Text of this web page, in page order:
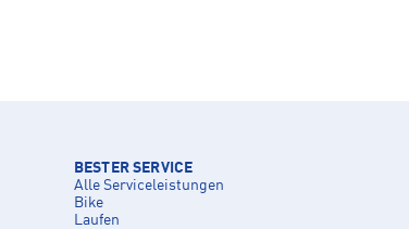
BESTER SERVICE
Alle Serviceleistungen
Bike
Laufen